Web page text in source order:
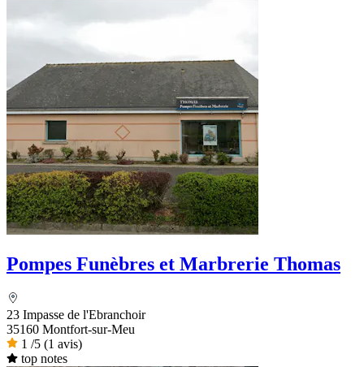
Pompes Funèbres et Marbrerie Thomas
23 Impasse de l'Ebranchoir
35160 Montfort-sur-Meu
1 /5 (1 avis)
top notes